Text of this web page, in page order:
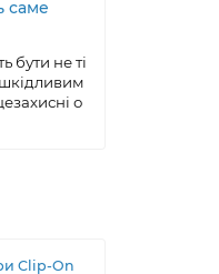
саме
бути не ті
о
Clip-On